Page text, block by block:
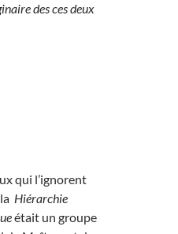
des ces deux
qui l’ignorent
Hiérarchie
était un groupe